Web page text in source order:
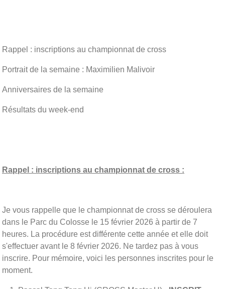
Rappel : inscriptions au championnat de cross
Portrait de la semaine : Maximilien Malivoir
Anniversaires de la semaine
Résultats du week-end
Rappel : inscriptions au championnat de cross :
Je vous rappelle que le championnat de cross se déroulera
dans le Parc du Colosse le 15 février 2026 à partir de 7
heures. La procédure est différente cette année et elle doit
s'effectuer avant le 8 février 2026. Ne tardez pas à vous
inscrire. Pour mémoire, voici les personnes inscrites pour le
moment.